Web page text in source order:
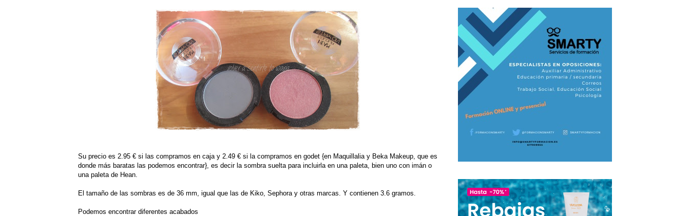
Su precio es 2.95 € si las compramos en caja y 2.49 € si la compramos en godet {en Maquillalia y Beka Makeup, que es
donde más baratas las podemos encontrar}, es decir la sombra suelta para incluirla en una paleta, bien uno con imán o
una paleta de Hean.
El tamaño de las sombras es de 36 mm, igual que las de Kiko, Sephora y otras marcas. Y contienen 3.6 gramos.
Podemos encontrar diferentes acabados